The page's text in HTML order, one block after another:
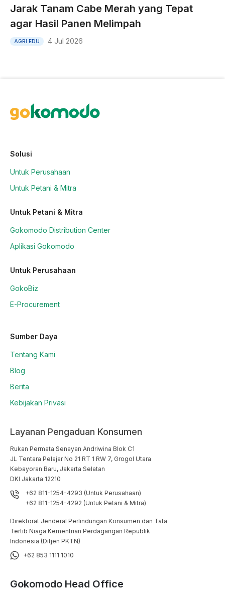
Jarak Tanam Cabe Merah yang Tepat
agar Hasil Panen Melimpah
AGRI EDU 4 Jul 2026
Solusi
Untuk Perusahaan
Untuk Petani & Mitra
Untuk Petani & Mitra
Gokomodo Distribution Center
Aplikasi Gokomodo
Untuk Perusahaan
GokoBiz
E-Procurement
Sumber Daya
Tentang Kami
Blog
Berita
Kebijakan Privasi
Layanan Pengaduan Konsumen
Rukan Permata Senayan Andriwina Blok C1
JL Tentara Pelajar No 21 RT 1 RW 7, Grogol Utara
Kebayoran Baru, Jakarta Selatan
DKI Jakarta 12210
+62 811-1254-4293 (Untuk Perusahaan)
+62 811-1254-4292 (Untuk Petani & Mitra)
Direktorat Jenderal Perlindungan Konsumen dan Tata
Tertib Niaga Kementrian Perdagangan Republik
Indonesia (Ditjen PKTN)
+62 853 1111 1010
Gokomodo Head Office